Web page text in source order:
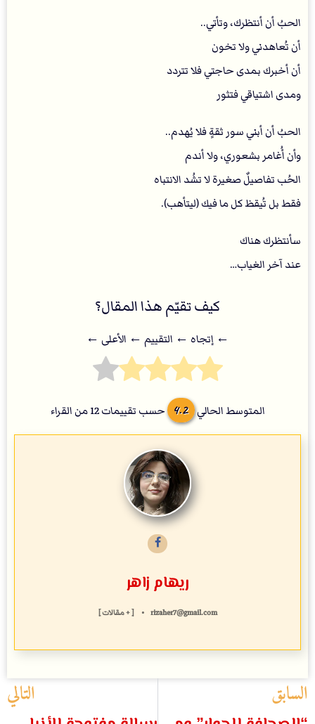
‏الحبُ أن أنتظرك، وتأتي..
أن تُعاهدني ولا تخون
أن أخبرك بمدى حاجتي فلا تتردد
ومدى اشتياقي فتثور
الحبُ أن أبني سور ثقةٍ فلا يُهدم..
وأن أُغامر بشعوري، ولا أندم
الحُب تفاصيلٌ صغيرة لا تشُد الانتباه
فقط بل تُيقظ كل ما فيك (ليتأهب).
‏سأنتظرك هناك
عند آخر الغياب…
كيف تقيّم هذا المقال؟
← إتجاه ← التقييم ← اﻷعلى ←
المتوسط الحالي 4.2 حسب تقييمات12من القراء
ريهام زاهر
rizaher7@gmail.com
• [ + مقالات ]
السابق التالي